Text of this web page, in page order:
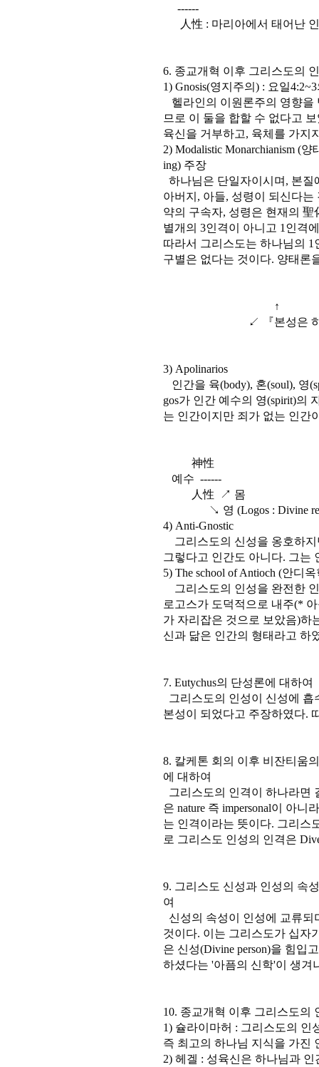
------
人性 : 마리아에서 태어난
6. 종교개혁 이후 그리스도의
1) Gnosis(영지주의) : 요일
헬라인의 이원론주의 영향을
므로 이 둘을 합할 수 없다고
육신을 거부하고, 육체를 가지
2) Modalistic Monarchianism (
ing) 주장
하나님은 단일자이시며, 본
아버지, 아들, 성령이 되신다
약의 구속자, 성령은 현재의
별개의 3인격이 아니고 1인격
따라서 그리스도는 하나님의
구별은 없다는 것이다. 양태론
↑
↙ 『본성은 하나
3) Apolinarios
인간을 육(body), 혼(soul), 영
gos가 인간 예수의 영(spirit)의
는 인간이지만 죄가 없는 인간
神性
예수 ------
人性 ↗ 몸
↘ 영 (Logos : Divine
4) Anti-Gnostic
그리스도의 신성을 옹호하지
그렇다고 인간도 아니다. 그는
5) The school of Antioch (안디
그리스도의 인성을 완전한
로고스가 도덕적으로 내주(*
가 자리잡은 것으로 보았음)하
신과 닮은 인간의 형태라고 하
7. Eutychus의 단성론에 대하여
그리스도의 인성이 신성에
본성이 되었다고 주장하였다.
8. 칼케톤 회의 이후 비잔티움
에 대하여
그리스도의 인격이 하나라면
은 nature 즉 impersonal이 아니
는 인격이라는 뜻이다. 그리스
로 그리스도 인성의 인격은
9. 그리스도 신성과 인성의 속
여
신성의 속성이 인성에 교류
것이다. 이는 그리스도가 십자
은 신성(Divine person)을 힘입
하셨다는 '아픔의 신학'이 생겨
10. 종교개혁 이후 그리스도의
1) 슐라이마허 : 그리스도의 인
즉 최고의 하나님 지식을 가진
2) 헤겔 : 성육신은 하나님과